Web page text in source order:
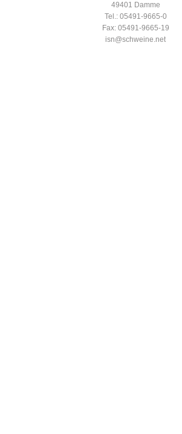
49401 Damme
Tel.: 05491-9665-0
Fax: 05491-9665-19
isn@schweine.net